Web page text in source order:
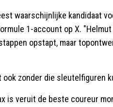
waarschijnlijke kandidaat
1-account op X.
opstapt, maar
zonder die sleutelfiguren
is veruit de beste coureur